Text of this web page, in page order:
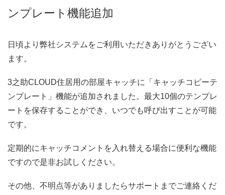
ンプレート機能追加
日頃より弊社システムをご利用いただきありがとうござい
ます。
3之助CLOUD住居用の部屋キャッチに「キャッチコピーテ
ンプレート」機能が追加されました。最大10個のテンプレ
ートを保存することができ、いつでも呼び出すことが可能
です。
定期的にキャッチコメントを入れ替える場合に便利な機能
ですので是非お試しください。
その他、不明点等がありましたらサポートまでご連絡くだ